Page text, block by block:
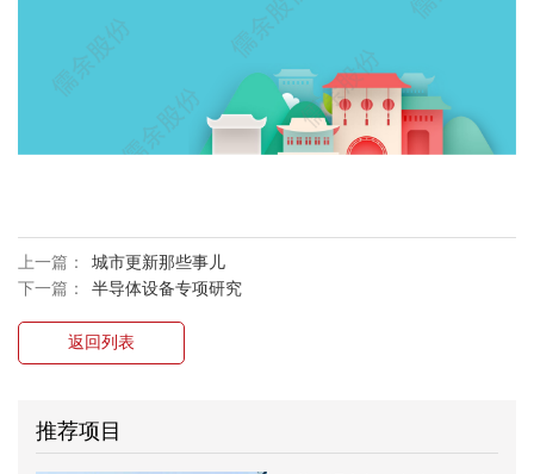
上一篇：
城市更新那些事儿
下一篇：
半导体设备专项研究
返回列表
推荐项目